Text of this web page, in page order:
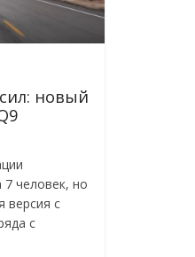
новый
человек, но
версия с
с